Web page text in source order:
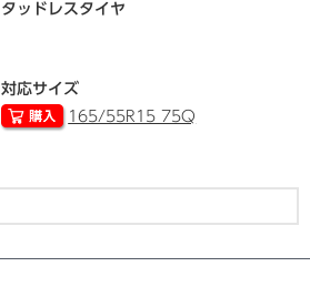
タッドレスタイヤ
対応サイズ
165/55R15 75Q